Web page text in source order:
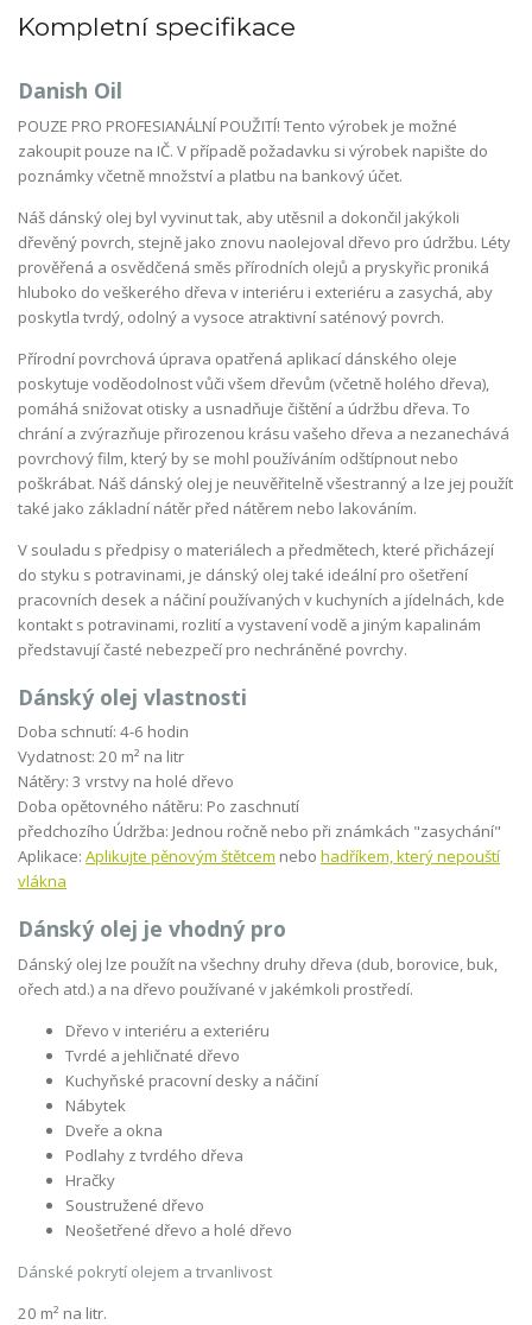
Kompletní specifikace
Danish Oil
POUZE PRO PROFESIANÁLNÍ POUŽITÍ! Tento výrobek je možné
zakoupit pouze na IČ. V případě požadavku si výrobek napište do
poznámky včetně množství a platbu na bankový účet.
Náš dánský olej byl vyvinut tak, aby utěsnil a dokončil jakýkoli
dřevěný povrch, stejně jako znovu naolejoval dřevo pro údržbu. Léty
prověřená a osvědčená směs přírodních olejů a pryskyřic proniká
hluboko do veškerého dřeva v interiéru i exteriéru a zasychá, aby
poskytla tvrdý, odolný a vysoce atraktivní saténový povrch.
Přírodní povrchová úprava opatřená aplikací dánského oleje
poskytuje voděodolnost vůči všem dřevům (včetně holého dřeva),
pomáhá snižovat otisky a usnadňuje čištění a údržbu dřeva. To
chrání a zvýrazňuje přirozenou krásu vašeho dřeva a nezanechává
povrchový film, který by se mohl používáním odštípnout nebo
poškrábat. Náš dánský olej je neuvěřitelně všestranný a lze jej použít
také jako základní nátěr před nátěrem nebo lakováním.
V souladu s předpisy o materiálech a předmětech, které přicházejí
do styku s potravinami, je dánský olej také ideální pro ošetření
pracovních desek a náčiní používaných v kuchyních a jídelnách, kde
kontakt s potravinami, rozlití a vystavení vodě a jiným kapalinám
představují časté nebezpečí pro nechráněné povrchy.
Dánský olej vlastnosti
Doba schnutí: 4-6 hodin
Vydatnost: 20 m² na litr
Nátěry: 3 vrstvy na holé dřevo
Doba opětovného nátěru: Po zaschnutí
předchozího Údržba: Jednou ročně nebo při známkách "zasychání"
Aplikace: Aplikujte pěnovým štětcem nebo hadříkem, který nepouští
vlákna
Dánský olej je vhodný pro
Dánský olej lze použít na všechny druhy dřeva (dub, borovice, buk,
ořech atd.) a na dřevo používané v jakémkoli prostředí.
Dřevo v interiéru a exteriéru
Tvrdé a jehličnaté dřevo
Kuchyňské pracovní desky a náčiní
Nábytek
Dveře a okna
Podlahy z tvrdého dřeva
Hračky
Soustružené dřevo
Neošetřené dřevo a holé dřevo
Dánské pokrytí olejem a trvanlivost
20 m² na litr.